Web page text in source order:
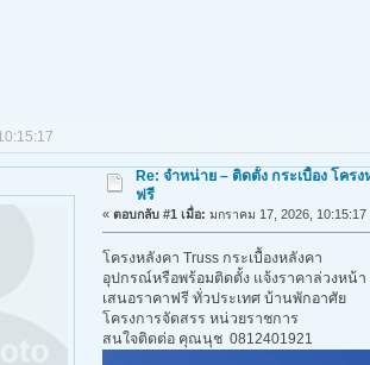
Re: จำหน่าย – ติดตั้ง กระเบื้อง โคร
ฟรี
« ตอบกลับ #1 เมื่อ: มกราคม 17, 2026, 10:15:17
โครงหลังคา Truss กระเบื้องหลังคา
อุปกรณ์หรือพร้อมติดตั้ง แจ้งราคาล่วงหน้า
เสนอราคาฟรี ทั่วประเทศ บ้านพักอาศัย
โครงการจัดสรร หน่วยราชการ
สนใจติดต่อ คุณนุช 0812401921